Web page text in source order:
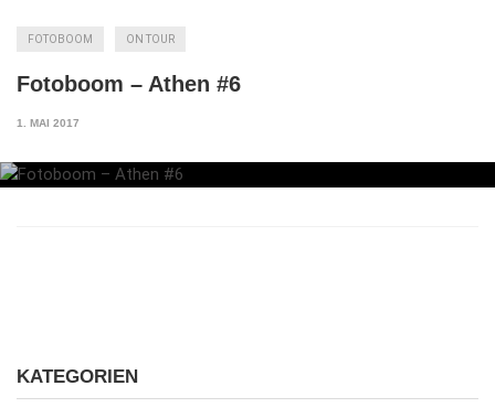
FOTOBOOM ON TOUR
Fotoboom – Athen #6
1. MAI 2017
KATEGORIEN